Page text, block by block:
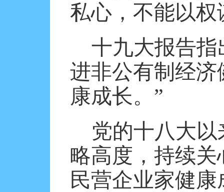
私心，不能以
十九大报告
进非公有制经
康成长。”
党的十八大
略高度，持续
民营企业家健